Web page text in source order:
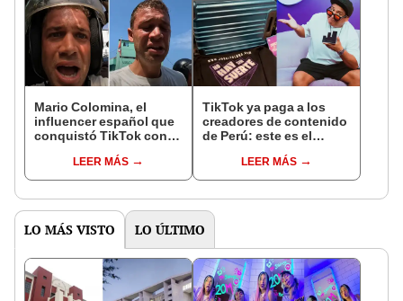
Mario Colomina, el
influencer español que
conquistó TikTok con
"Mi amor nació por la
gastronomía"
LEER MÁS
TikTok ya paga a los
creadores de contenido
de Perú: este es el
llegar a cobrar por 1.000
vistas
LEER MÁS
LO MÁS VISTO LO ÚLTIMO